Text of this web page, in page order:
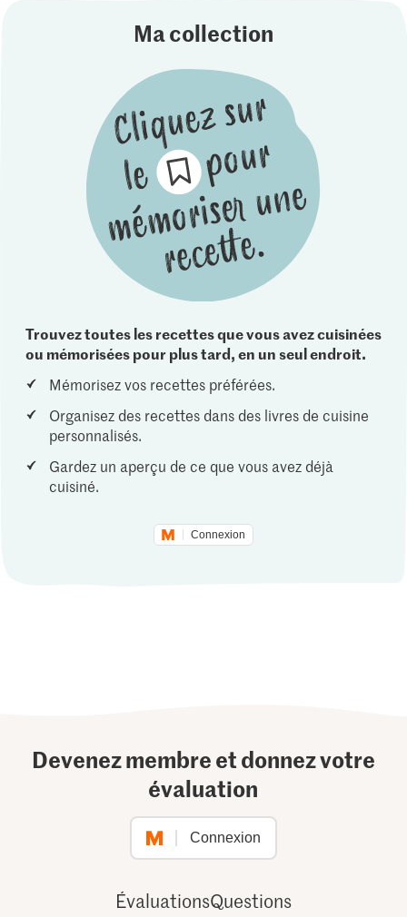
Ma collection
Trouvez toutes les recettes que vous avez cuisinées
ou mémorisées pour plus tard, en un seul endroit.
Mémorisez vos recettes préférées.
Organisez des recettes dans des livres de cuisine
personnalisés.
Gardez un aperçu de ce que vous avez déjà
cuisiné.
Connexion
Devenez membre et donnez votre
évaluation
Connexion
ÉvaluationsQuestions